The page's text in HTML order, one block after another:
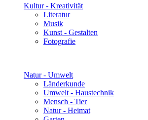
Kultur - Kreativität
Literatur
Musik
Kunst - Gestalten
Fotografie
Natur - Umwelt
Länderkunde
Umwelt - Haustechnik
Mensch - Tier
Natur - Heimat